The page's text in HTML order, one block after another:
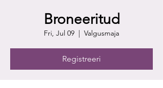
Broneeritud
Fri, Jul 09
  |
Valgusmaja
Registreeri